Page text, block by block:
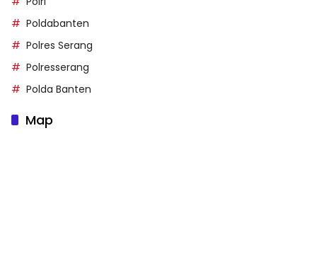
Poldabanten
Polres Serang
Polresserang
Polda Banten
Map